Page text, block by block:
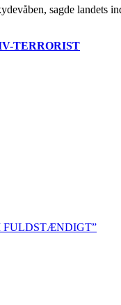
sagde landets
TERRORIST
FULDSTÆNDIGT”